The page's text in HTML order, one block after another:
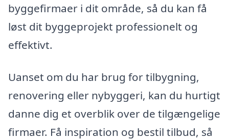
byggefirmaer i dit område, så du kan få
løst dit byggeprojekt professionelt og
effektivt.
Uanset om du har brug for tilbygning,
renovering eller nybyggeri, kan du hurtigt
danne dig et overblik over de tilgængelige
firmaer. Få inspiration og bestil tilbud, så